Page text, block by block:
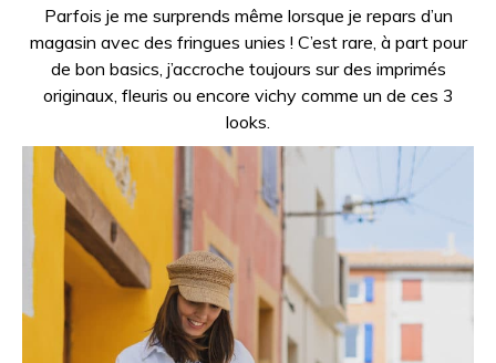
Parfois je me surprends même lorsque je repars d’un
magasin avec des fringues unies ! C’est rare, à part pour
de bon basics, j’accroche toujours sur des imprimés
originaux, fleuris ou encore vichy comme un de ces 3
looks.